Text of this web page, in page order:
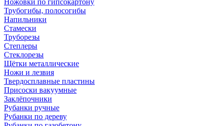
Ножовки по гипсокартону
Трубогибы, полосогибы
Напильники
Стамески
Труборезы
Степлеры
Стеклорезы
Щётки металлические
Ножи и лезвия
Твердосплавные пластины
Присоски вакуумные
Заклёпочники
Рубанки ручные
Рубанки по дереву